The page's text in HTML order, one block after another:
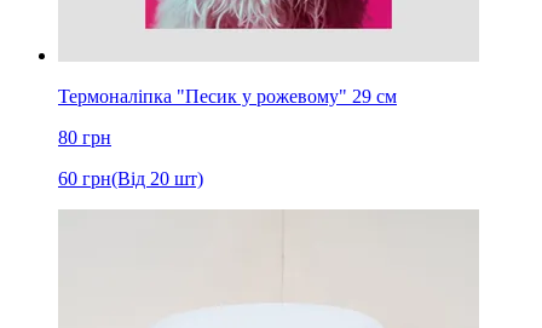
Термоналіпка "Песик у рожевому" 29 см
80 грн
60 грн(Від 20 шт)